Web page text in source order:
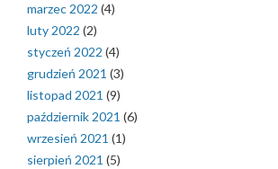
marzec 2022 (4)
luty 2022 (2)
styczeń 2022 (4)
grudzień 2021 (3)
listopad 2021 (9)
październik 2021 (6)
wrzesień 2021 (1)
sierpień 2021 (5)